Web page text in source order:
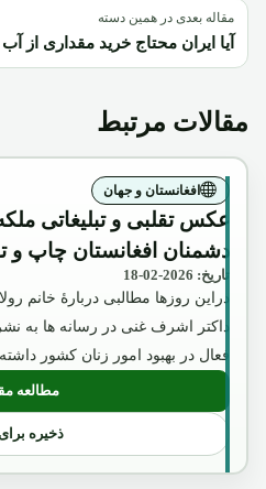
مقاله بعدی در همین دسته
آیا ایران محتاج خرید مقداری از
مقالات مرتبط
افغانستان و جهان
عکس تقلبی و تبلیغاتی
دشمنان افغانستان چاپ و
تاریخ: 2026-02-18
دراین روزها مطالبی دربارۀ خانم
داکتر اشرف غنی در رسانه ها به
فعال در بهبود امور زنان کشور
مطالعه:
ذخیره